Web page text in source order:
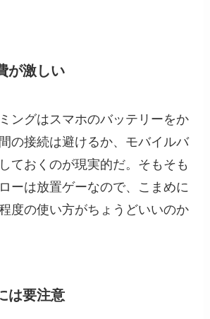
が激しい
ングはスマホのバッテリーをか
の接続は避けるか、モバイルバ
ておくのが現実的だ。そもそも
ーは放置ゲーなので、こまめに
度の使い方がちょうどいいのか
は要注意